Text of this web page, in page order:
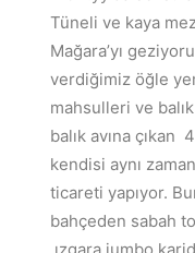
Tüneli ve kaya
Mağara’yı
verdiğimiz öğle
mahsulleri ve
balık avına çıkan
kendisi aynı
ticareti yapıyor.
bahçeden sabah